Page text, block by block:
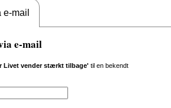
mail
e-mail
Livet vender stærkt tilbage' til en bekendt